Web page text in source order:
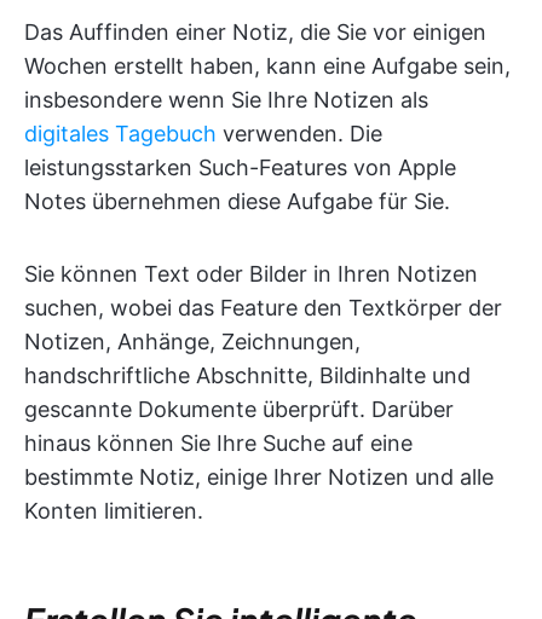
Das Auffinden einer Notiz, die Sie vor einigen
Wochen erstellt haben, kann eine Aufgabe sein,
insbesondere wenn Sie Ihre Notizen als
digitales Tagebuch verwenden. Die
leistungsstarken Such-Features von Apple
Notes übernehmen diese Aufgabe für Sie.
Sie können Text oder Bilder in Ihren Notizen
suchen, wobei das Feature den Textkörper der
Notizen, Anhänge, Zeichnungen,
handschriftliche Abschnitte, Bildinhalte und
gescannte Dokumente überprüft. Darüber
hinaus können Sie Ihre Suche auf eine
bestimmte Notiz, einige Ihrer Notizen und alle
Konten limitieren.